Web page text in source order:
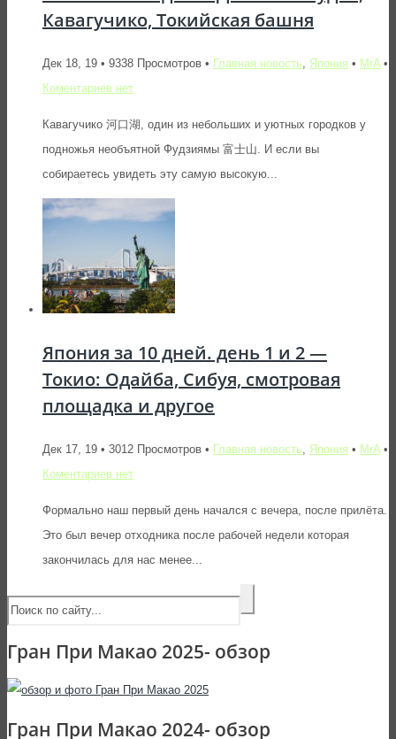
Кавагучико, Токийская башня
Дек 18, 19 • 9338 Просмотров • Главная новость Япония • MrA •
Коментариев нет
Кавагучико 河口湖, один из небольших и уютных городков у
подножья необъятной Фудзиямы 富士山. И если вы
собираетесь увидеть эту самую высокую...
Япония за 10 дней. день 1 и 2 —
Токио: Одайба, Сибуя, смотровая
площадка и другое
Дек 17, 19 • 3012 Просмотров • Главная новость Япония • MrA •
Коментариев нет
Формально наш первый день начался с вечера, после прилёта.
Это был вечер отходника после рабочей недели которая
закончилась для нас менее...
Гран При Макао 2025- обзор
Гран При Макао 2024- обзор